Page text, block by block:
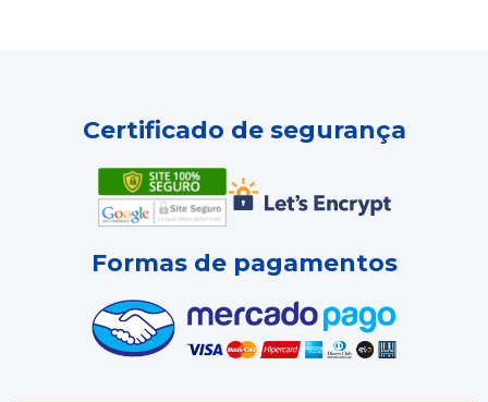
Certificado de segurança
Formas de pagamentos